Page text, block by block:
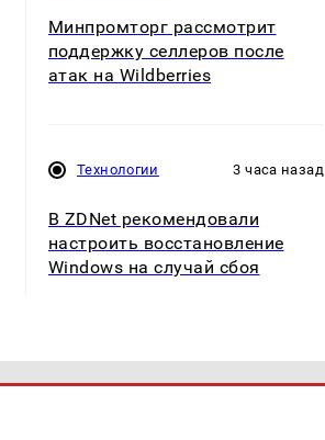
Минпромторг рассмотрит
поддержку селлеров после
атак на Wildberries
Технологии 3 часа назад
В ZDNet рекомендовали
настроить восстановление
Windows на случай сбоя